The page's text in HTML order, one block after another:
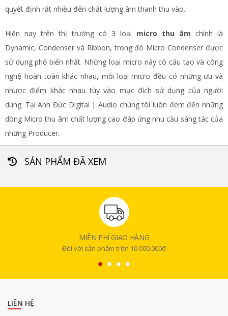
quyết định rất nhiều đến chất lượng âm thanh thu vào.
Hiện nay trên thị trường có 3 loại micro thu âm chính là
Dynamic, Condenser và Ribbon, trong đó Micro Condenser được
sử dụng phổ biến nhất. Những loại micro này có cấu tạo và công
nghệ hoàn toàn khác nhau, mỗi loại micro đều có những ưu và
nhược điểm khác nhau tùy vào mục đích sử dụng của người
dùng. Tại Anh Đức Digital | Audio chúng tôi luôn đem đến những
dòng Micro thu âm chất lượng cao đáp ứng nhu cầu sáng tác của
những Producer.
SẢN PHẨM ĐÃ XEM
MIỄN PHÍ GIAO HÀNG
Đối với sản phẩm trên 10.000.000đ
LIÊN HỆ